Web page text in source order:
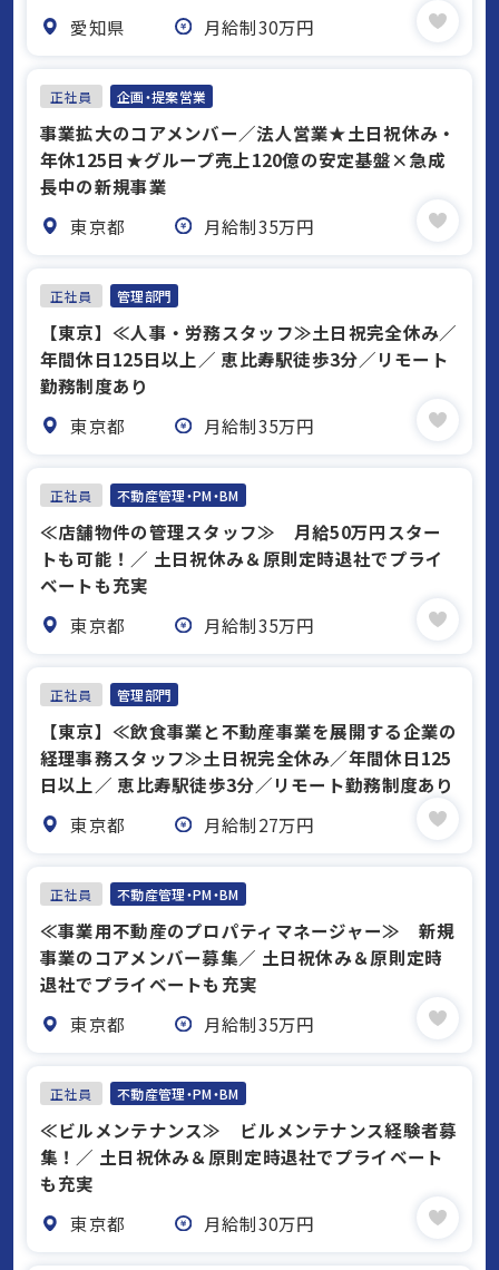
愛知県
月給制30万円
正社員 企画・提案営業
事業拡大のコアメンバー／法人営業★土日祝休み・
年休125日★グループ売上120億の安定基盤×急成
長中の新規事業
東京都
月給制35万円
正社員 管理部門
【東京】≪人事・労務スタッフ≫⼟⽇祝完全休み／
年間休⽇125⽇以上／ 恵⽐寿駅徒歩3分／リモート
勤務制度あり
東京都
月給制35万円
正社員 不動産管理・PM・BM
≪店舗物件の管理スタッフ≫ 月給50万円スター
トも可能！／ 土日祝休み＆原則定時退社でプライ
ベートも充実
東京都
月給制35万円
正社員 管理部門
【東京】≪飲食事業と不動産事業を展開する企業の
経理事務スタッフ≫⼟⽇祝完全休み／年間休⽇125
⽇以上／ 恵⽐寿駅徒歩3分／リモート勤務制度あり
東京都
月給制27万円
正社員 不動産管理・PM・BM
≪事業用不動産のプロパティマネージャー≫ 新規
事業のコアメンバー募集／ 土日祝休み＆原則定時
退社でプライベートも充実
東京都
月給制35万円
正社員 不動産管理・PM・BM
≪ビルメンテナンス≫ ビルメンテナンス経験者募
集！／ 土日祝休み＆原則定時退社でプライベート
も充実
東京都
月給制30万円